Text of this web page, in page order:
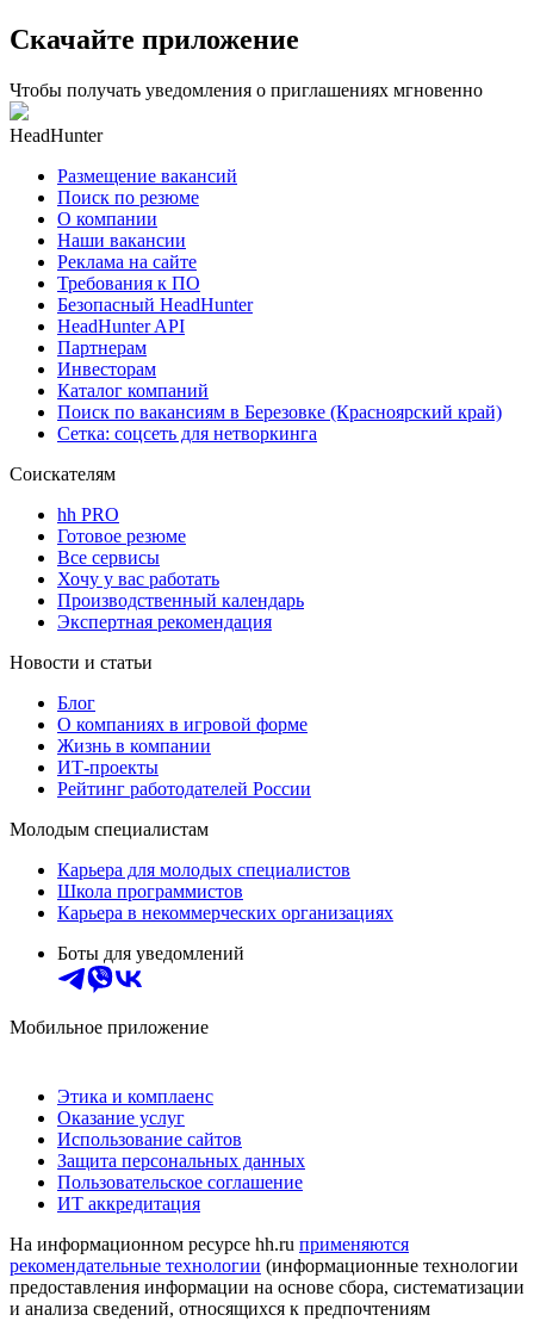
Скачайте приложение
Чтобы получать уведомления о приглашениях мгновенно
HeadHunter
Размещение вакансий
Поиск по резюме
О компании
Наши вакансии
Реклама на сайте
Требования к ПО
Безопасный HeadHunter
HeadHunter API
Партнерам
Инвесторам
Каталог компаний
Поиск по вакансиям в Березовке (Красноярский край)
Сетка: соцсеть для нетворкинга
Соискателям
hh PRO
Готовое резюме
Все сервисы
Хочу у вас работать
Производственный календарь
Экспертная рекомендация
Новости и статьи
Блог
О компаниях в игровой форме
Жизнь в компании
ИТ-проекты
Рейтинг работодателей России
Молодым специалистам
Карьера для молодых специалистов
Школа программистов
Карьера в некоммерческих организациях
Боты для уведомлений
Мобильное приложение
Этика и комплаенс
Оказание услуг
Использование сайтов
Защита персональных данных
Пользовательское соглашение
ИТ аккредитация
На информационном ресурсе hh.ru применяются
рекомендательные технологии (информационные технологии
предоставления информации на основе сбора, систематизации
и анализа сведений, относящихся к предпочтениям